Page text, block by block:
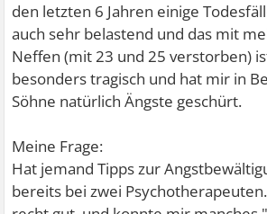
den letzten 6 Jahren einige
auch sehr belastend und das mit
Neffen (mit 23 und 25 verstorben)
besonders tragisch und hat mir in
Söhne natürlich Ängste geschürt.
Meine Frage:
Hat jemand Tipps zur
bereits bei zwei